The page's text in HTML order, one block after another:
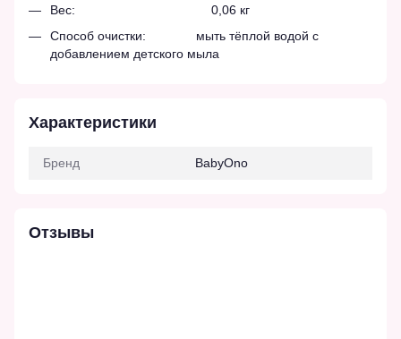
Вес: 0,06 кг
Способ очистки: мыть тёплой водой с
добавлением детского мыла
Характеристики
Бренд BabyOno
Отзывы